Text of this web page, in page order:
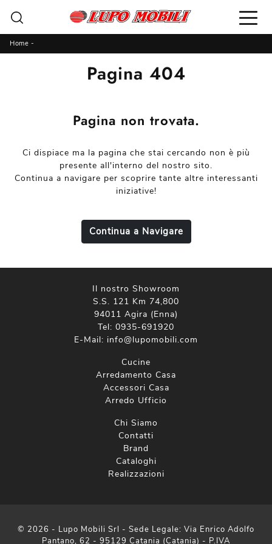
Home -
Pagina 404
Pagina non trovata.
Ci dispiace ma la pagina che stai cercando non è più
presente all'interno del nostro sito.
Continua a navigare per scoprire tante altre interessanti
iniziative!
Continua a Navigare
Il nostro Showroom
S.S. 121 Km 74,800
94011 Agira (Enna)
Tel: 0935-691920
E-Mail: info@lupomobili.com
Cucine
Arredamento Casa
Accessori Casa
Arredo Ufficio
Chi Siamo
Contatti
Brand
Cataloghi
Realizzazioni
© 2026 - Lupo Mobili Srl - Sede Legale: Via Enrico Adolfo
Pantano, 62 - 95129 Catania (Catania) - P.IVA